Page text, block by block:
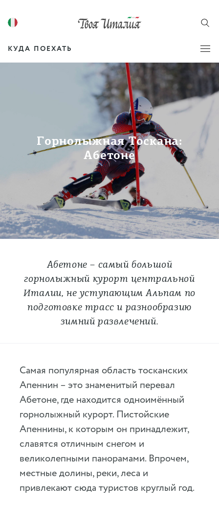
КУДА ПОЕХАТЬ
Горнолыжная Тоскана:
Абетоне
Абетоне – самый большой
горнолыжный курорт центральной
Италии, не уступающим Альпам по
подготовке трасс и разнообразию
зимний развлечений.
Самая популярная область тосканских
Апеннин – это знаменитый перевал
Абетоне, где находится одноимённый
горнолыжный курорт. Пистойские
Апеннины, к которым он принадлежит,
славятся отличным снегом и
великолепными панорамами. Впрочем,
местные долины, реки, леса и
привлекают сюда туристов круглый год.